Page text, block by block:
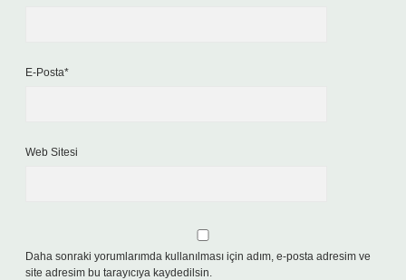
E-Posta*
Web Sitesi
Daha sonraki yorumlarımda kullanılması için adım, e-posta adresim ve
site adresim bu tarayıcıya kaydedilsin.